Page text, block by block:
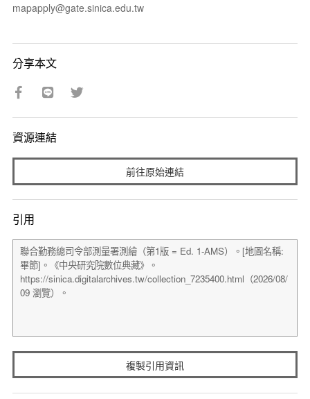
mapapply@gate.sinica.edu.tw
分享本文
資源連結
前往原始連結
引用
複製引用資訊